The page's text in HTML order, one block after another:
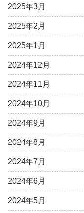
2025年3月
2025年2月
2025年1月
2024年12月
2024年11月
2024年10月
2024年9月
2024年8月
2024年7月
2024年6月
2024年5月